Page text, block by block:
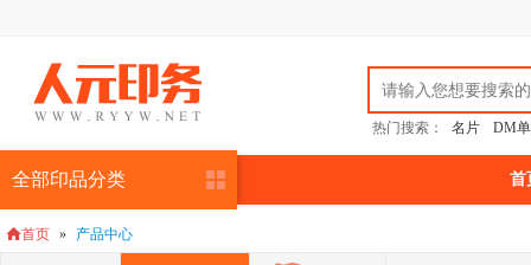
热门搜索： 名片 DM单
全部印品分类 首
首页 » 产品中心